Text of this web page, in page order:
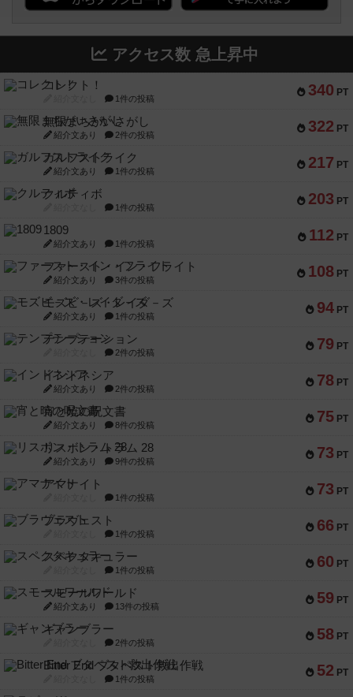
アクセス数 急上昇中
340 PT
コレクト！
1件の投稿
322 PT
無限まちがいさがし
紹介文あり 2件の投稿
217 PT
ガルフストライク
紹介文あり 1件の投稿
203 PT
クルティボ
1件の投稿
112 PT
1809
紹介文あり 1件の投稿
108 PT
ファースト・イン・フライト
紹介文あり 3件の投稿
94 PT
モズビ－ズ・レイダ－ズ
紹介文あり 1件の投稿
79 PT
テンプテーション
2件の投稿
78 PT
インドネシア
紹介文あり 2件の投稿
75 PT
宵と暁の呪文書
紹介文あり 8件の投稿
73 PT
リスボン・トラム 28
紹介文あり 9件の投稿
73 PT
アマナイト
1件の投稿
66 PT
ブラヴェスト
1件の投稿
60 PT
スペクタキュラー
1件の投稿
59 PT
スモールワールド
紹介文あり 13件の投稿
58 PT
ギャンブラー
2件の投稿
52 PT
Bitter End ブタペスト救出作戦
1件の投稿